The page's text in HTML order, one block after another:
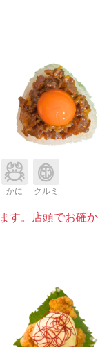
かに クルミ
す。店頭でお確か